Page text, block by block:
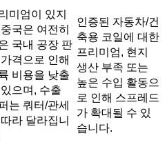
미엄이 있지
국은 여전히
국내 공장 판
격으로 인해
비용을 낮출
으며, 수출
는 쿼터/관세
라 달라집니
인증된 자동차/건
축용 코일에 대한
프리미엄, 현지
생산 부족 또는
높은 수입 활동으
로 인해 스프레드
가 확대될 수 있
습니다.